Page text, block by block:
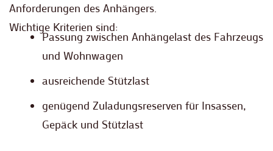
Anforderungen des Anhängers.
Wichtige Kriterien sind:
Passung zwischen Anhängelast des Fahrzeugs
und Wohnwagen
ausreichende Stützlast
genügend Zuladungsreserven für Insassen,
Gepäck und Stützlast